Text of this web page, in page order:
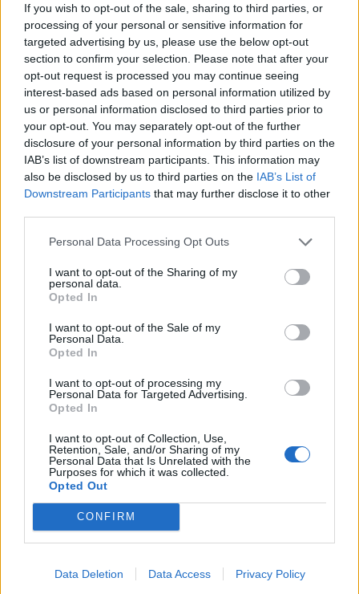
If you wish to opt-out of the sale, sharing to third parties, or
processing of your personal or sensitive information for
targeted advertising by us, please use the below opt-out
section to confirm your selection. Please note that after your
opt-out request is processed you may continue seeing
interest-based ads based on personal information utilized by
us or personal information disclosed to third parties prior to
your opt-out. You may separately opt-out of the further
disclosure of your personal information by third parties on the
IAB’s list of downstream participants. This information may
also be disclosed by us to third parties on the IAB’s List of
Downstream Participants that may further disclose it to other
Personal Data Processing Opt Outs
I want to opt-out of the Sharing of my
personal data.
Opted In
I want to opt-out of the Sale of my
Personal Data.
Opted In
I want to opt-out of processing my
Personal Data for Targeted Advertising.
Opted In
I want to opt-out of Collection, Use,
Retention, Sale, and/or Sharing of my
Personal Data that Is Unrelated with the
Purposes for which it was collected.
Opted Out
CONFIRM
Data Deletion Data Access Privacy Policy
Intanto, come riferito dal Corriere dello Sport,
una prima scelta è Sergi Dominguez della
Dinamo Zagabria.Era stato individuato come
sostituto naturale di Gila: spagnolo, di piede
destro, scuola Barcellona. Per Dominguez c’è
l’ok di Gattuso, il problema è il costo: la Dinamo
chiede almeno10 milioni di euro . Alla cessione
di Romagnoli andrebbe aggiunta quella di
Provedel: 3 milioni l’offerta dell’Inter, oltre al
Dominguez partirà in estate, la Dinamo conta di
fare cassa in questa finestra. Nel gennaio 2025
il 21enne spagnolo aveva rifiutato il passaggio
Non mancano le alternative:
del Girona ha una clausola d’uscita da 8 milioni,
è stato offertoCoppoladel Brighton che Gattuso